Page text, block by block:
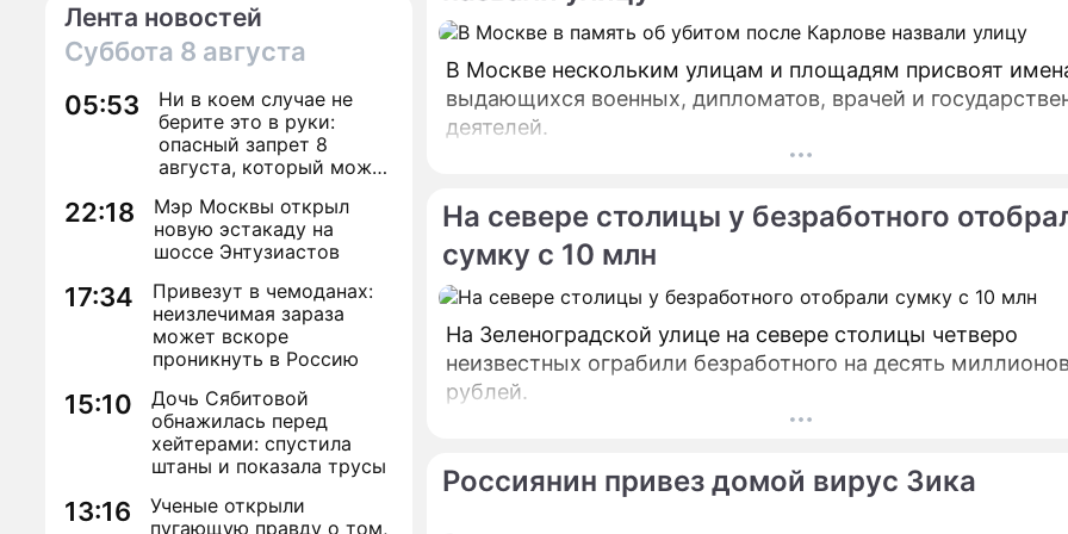
Лента новостей
Суббота 8 августа
05:53
Ни в коем случае не
берите это в руки:
опасный запрет 8
августа, который может
женское счастье
22:18
Мэр Москвы открыл
новую эстакаду на
шоссе Энтузиастов
17:34
Привезут в чемоданах:
неизлечимая зараза
может вскоре
проникнуть в Россию
15:10
Дочь Сябитовой
обнажилась перед
хейтерами: спустила
штаны и показала трусы
13:16
Ученые открыли
пугающую правду о том,
В Москве нескольким улицам и площадям присвоят
выдающихся военных, дипломатов, врачей и
деятелей.
На севере столицы у безработного
сумку с 10 млн
На Зеленоградской улице на севере столицы четверо
неизвестных ограбили безработного на десять
рублей.
Россиянин привез домой вирус Зика